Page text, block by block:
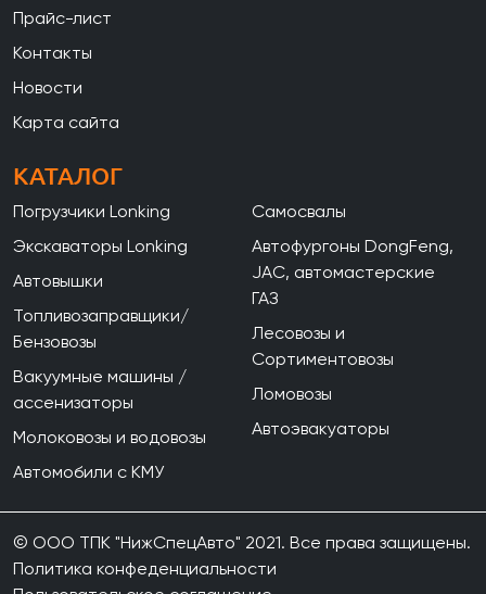
Прайс-лист
Контакты
Новости
Карта сайта
КАТАЛОГ
Погрузчики Lonking
Экскаваторы Lonking
Автовышки
Топливозаправщики/
Бензовозы
Вакуумные машины /
ассенизаторы
Молоковозы и водовозы
Автомобили с КМУ
Самосвалы
Автофургоны DongFeng,
JAC, автомастерские
ГАЗ
Лесовозы и
Сортиментовозы
Ломовозы
Автоэвакуаторы
© ООО ТПК "НижСпецАвто" 2021. Все права защищены.
Политика конфеденциальности